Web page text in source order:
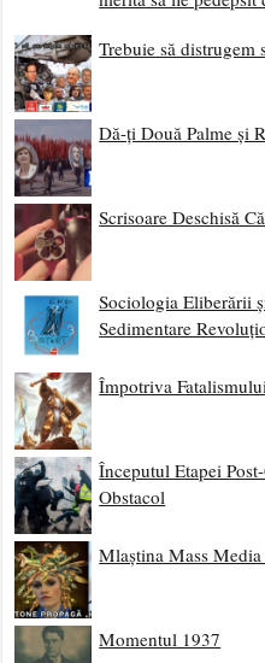
Trebuie să distrugem
Dă-ți Două Palme și
Scrisoare Deschisă
Sociologia Eliberării
Sedimentare
Împotriva
Începutul Etapei
Obstacol
Mlaștina Mass
Momentul 1937